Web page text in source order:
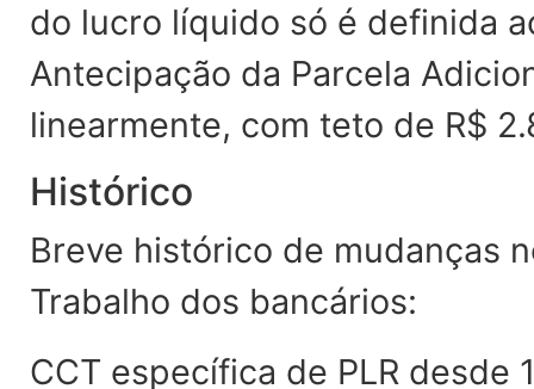
do lucro líquido só é definida
Antecipação da Parcela
linearmente, com teto de R$
Histórico
Breve histórico de mudanças
Trabalho dos bancários:
CCT específica de PLR